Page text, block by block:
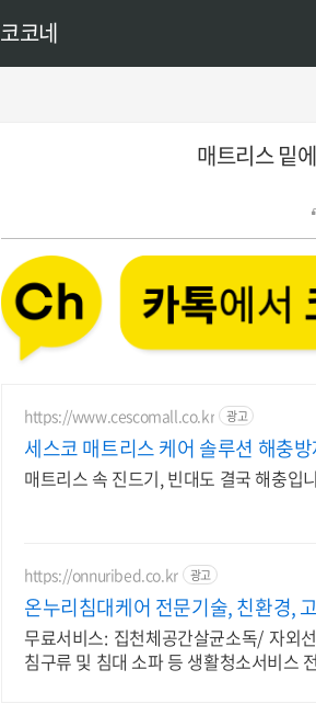
코코네
매트리스 밑
https://www.cescomall.co.kr 광고
세스코 매트리스 케어 솔루션 해충
매트리스 속 진드기, 빈대도 결국 해충입
https://onnuribed.co.kr 광고
온누리침대케어 전문기술, 친환경,
무료서비스: 집천체공간살균소독/ 자외
침구류 및 침대 소파 등 생활청소서비스